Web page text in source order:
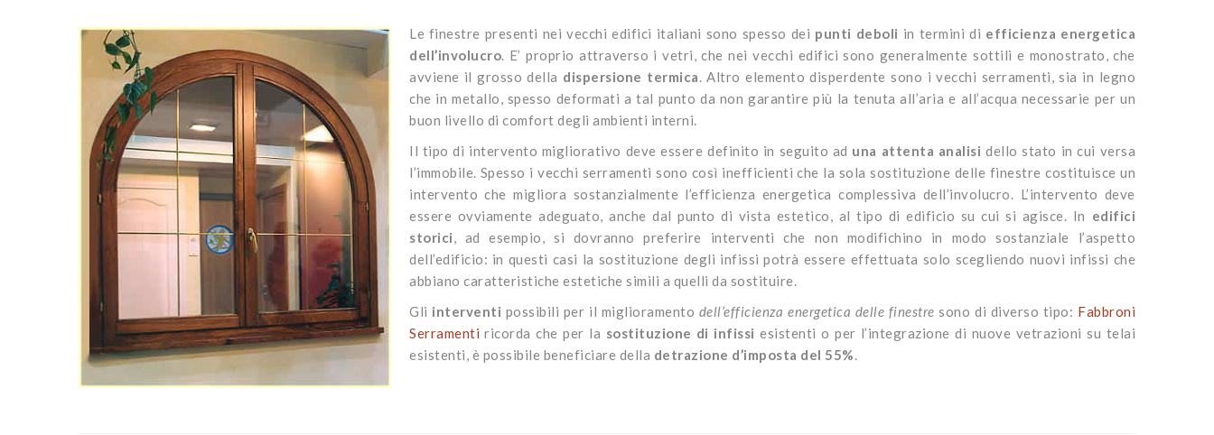
Le finestre presenti nei vecchi edifici italiani sono spesso dei punti deboli in termini di efficienza energetica
dell’involucro. E’ proprio attraverso i vetri, che nei vecchi edifici sono generalmente sottili e monostrato, che
avviene il grosso della dispersione termica. Altro elemento disperdente sono i vecchi serramenti, sia in legno
che in metallo, spesso deformati a tal punto da non garantire più la tenuta all’aria e all’acqua necessarie per un
buon livello di comfort degli ambienti interni.
Il tipo di intervento migliorativo deve essere definito in seguito ad una attenta analisi dello stato in cui versa
l’immobile. Spesso i vecchi serramenti sono così inefficienti che la sola sostituzione delle finestre costituisce un
intervento che migliora sostanzialmente l’efficienza energetica complessiva dell’involucro. L’intervento deve
essere ovviamente adeguato, anche dal punto di vista estetico, al tipo di edificio su cui si agisce. In edifici
storici, ad esempio, si dovranno preferire interventi che non modifichino in modo sostanziale l’aspetto
dell’edificio: in questi casi la sostituzione degli infissi potrà essere effettuata solo scegliendo nuovi infissi che
abbiano caratteristiche estetiche simili a quelli da sostituire.
Gli interventi possibili per il miglioramento dell’efficienza energetica delle finestre sono di diverso tipo: Fabbroni
Serramenti ricorda che per la sostituzione di infissiesistenti o per l’integrazione di nuove vetrazioni su telai
esistenti, è possibile beneficiare della detrazione d’imposta del 55%.